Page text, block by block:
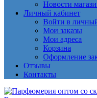
Новости
Личный кабинет
Войти в
Мои заказы
Мои адреса
Корзина
Оформление
Отзывы
Контакты